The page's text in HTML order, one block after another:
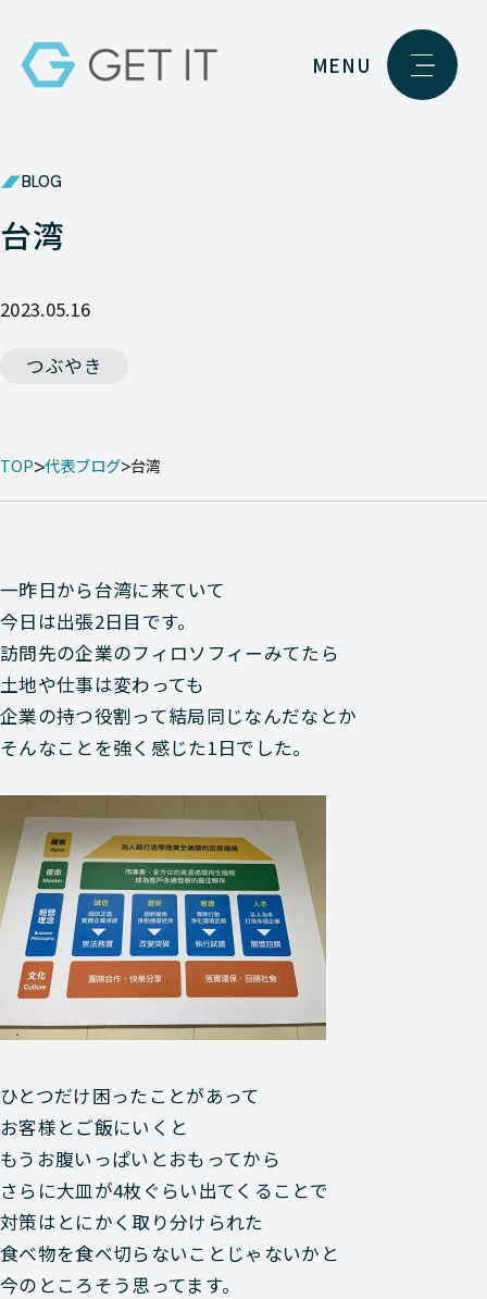
MENU
BLOG
台湾
2023.05.16
つぶやき
TOP 代表ブログ 台湾
一昨日から台湾に来ていて
今日は出張2日目です。
訪問先の企業のフィロソフィーみてたら
土地や仕事は変わっても
企業の持つ役割って結局同じなんだなとか
そんなことを強く感じた1日でした。
ひとつだけ困ったことがあって
お客様とご飯にいくと
もうお腹いっぱいとおもってから
さらに大皿が4枚ぐらい出てくることで
対策はとにかく取り分けられた
食べ物を食べ切らないことじゃないかと
今のところそう思ってます。